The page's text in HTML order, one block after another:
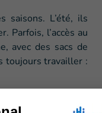
saisons. L’été, ils
Parfois, l’accès au
avec des sacs de
toujours travailler :